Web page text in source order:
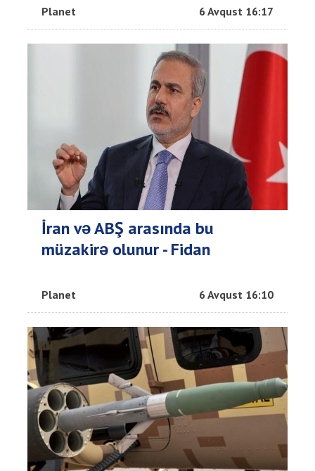
Planet 6 Avqust 16:17
İran və ABŞ arasında bu
müzakirə olunur - Fidan
Planet 6 Avqust 16:10